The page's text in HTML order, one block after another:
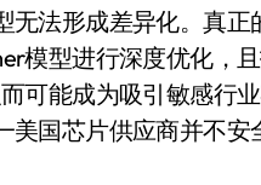
无法形成差异化。真
模型进行深度优化，
可能成为吸引敏感行
美国芯片供应商并不安